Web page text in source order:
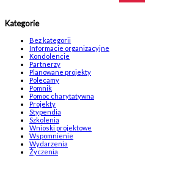
Kategorie
Bez kategorii
Informacje organizacyjne
Kondolencje
Partnerzy
Planowane projekty
Polecamy
Pomnik
Pomoc charytatywna
Projekty
Stypendia
Szkolenia
Wnioski projektowe
Wspomnienie
Wydarzenia
Życzenia